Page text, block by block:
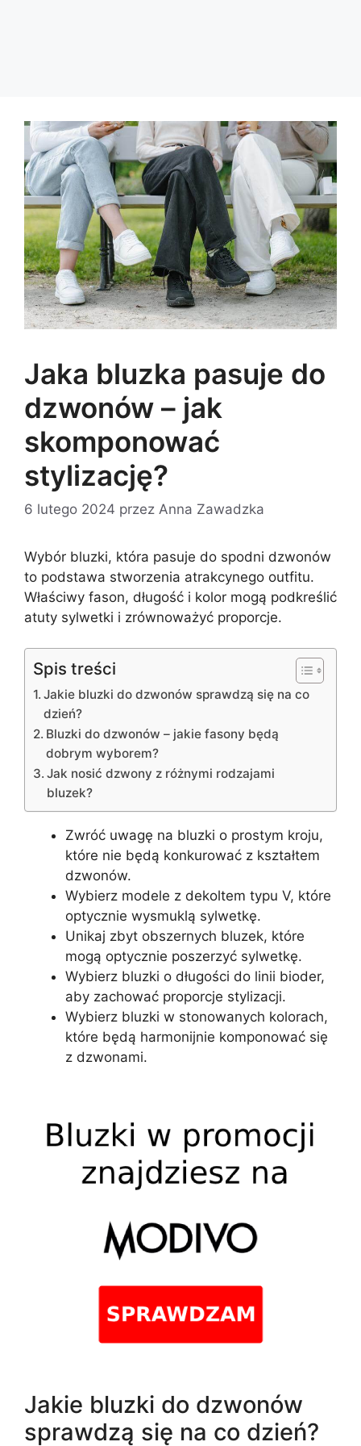
Jaka bluzka pasuje do
dzwonów – jak
skomponować
stylizację?
6 lutego 2024 przez Anna Zawadzka
Wybór bluzki, która pasuje do spodni dzwonów
to podstawa stworzenia atrakcynego outfitu.
Właściwy fason, długość i kolor mogą podkreślić
atuty sylwetki i zrównoważyć proporcje.
Spis treści
Jakie bluzki do dzwonów sprawdzą się na co
dzień?
Bluzki do dzwonów – jakie fasony będą
dobrym wyborem?
Jak nosić dzwony z różnymi rodzajami
bluzek?
Zwróć uwagę na bluzki o prostym kroju,
które nie będą konkurować z kształtem
dzwonów.
Wybierz modele z dekoltem typu V, które
optycznie wysmuklą sylwetkę.
Unikaj zbyt obszernych bluzek, które
mogą optycznie poszerzyć sylwetkę.
Wybierz bluzki o długości do linii bioder,
aby zachować proporcje stylizacji.
Wybierz bluzki w stonowanych kolorach,
które będą harmonijnie komponować się
z dzwonami.
Jakie bluzki do dzwonów
sprawdzą się na co dzień?